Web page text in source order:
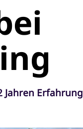
Jahren Erfahrung